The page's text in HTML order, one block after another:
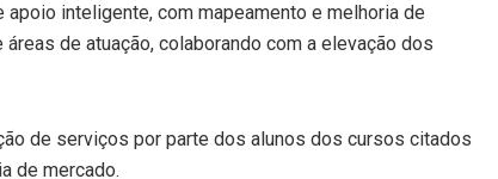
inteligente, com mapeamento e melhoria de
de atuação, colaborando com a elevação dos
de serviços por parte dos alunos dos cursos citados
de mercado.